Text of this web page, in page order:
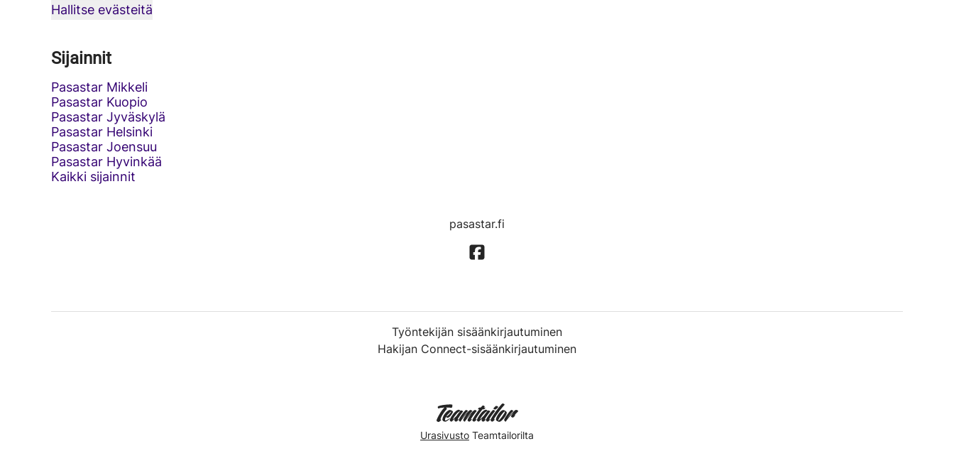
Hallitse evästeitä
Sijainnit
Pasastar Mikkeli
Pasastar Kuopio
Pasastar Jyväskylä
Pasastar Helsinki
Pasastar Joensuu
Pasastar Hyvinkää
Kaikki sijainnit
pasastar.fi
Työntekijän sisäänkirjautuminen
Hakijan Connect-sisäänkirjautuminen
Urasivusto Teamtailorilta